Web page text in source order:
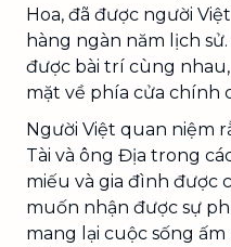
Hoa, đã được người
hàng ngàn năm lịch
được bài trí cùng
mặt về phía cửa chính
Người Việt quan niệm
Tài và ông Địa trong
miếu và gia đình được
muốn nhận được sự
mang lại cuộc sống